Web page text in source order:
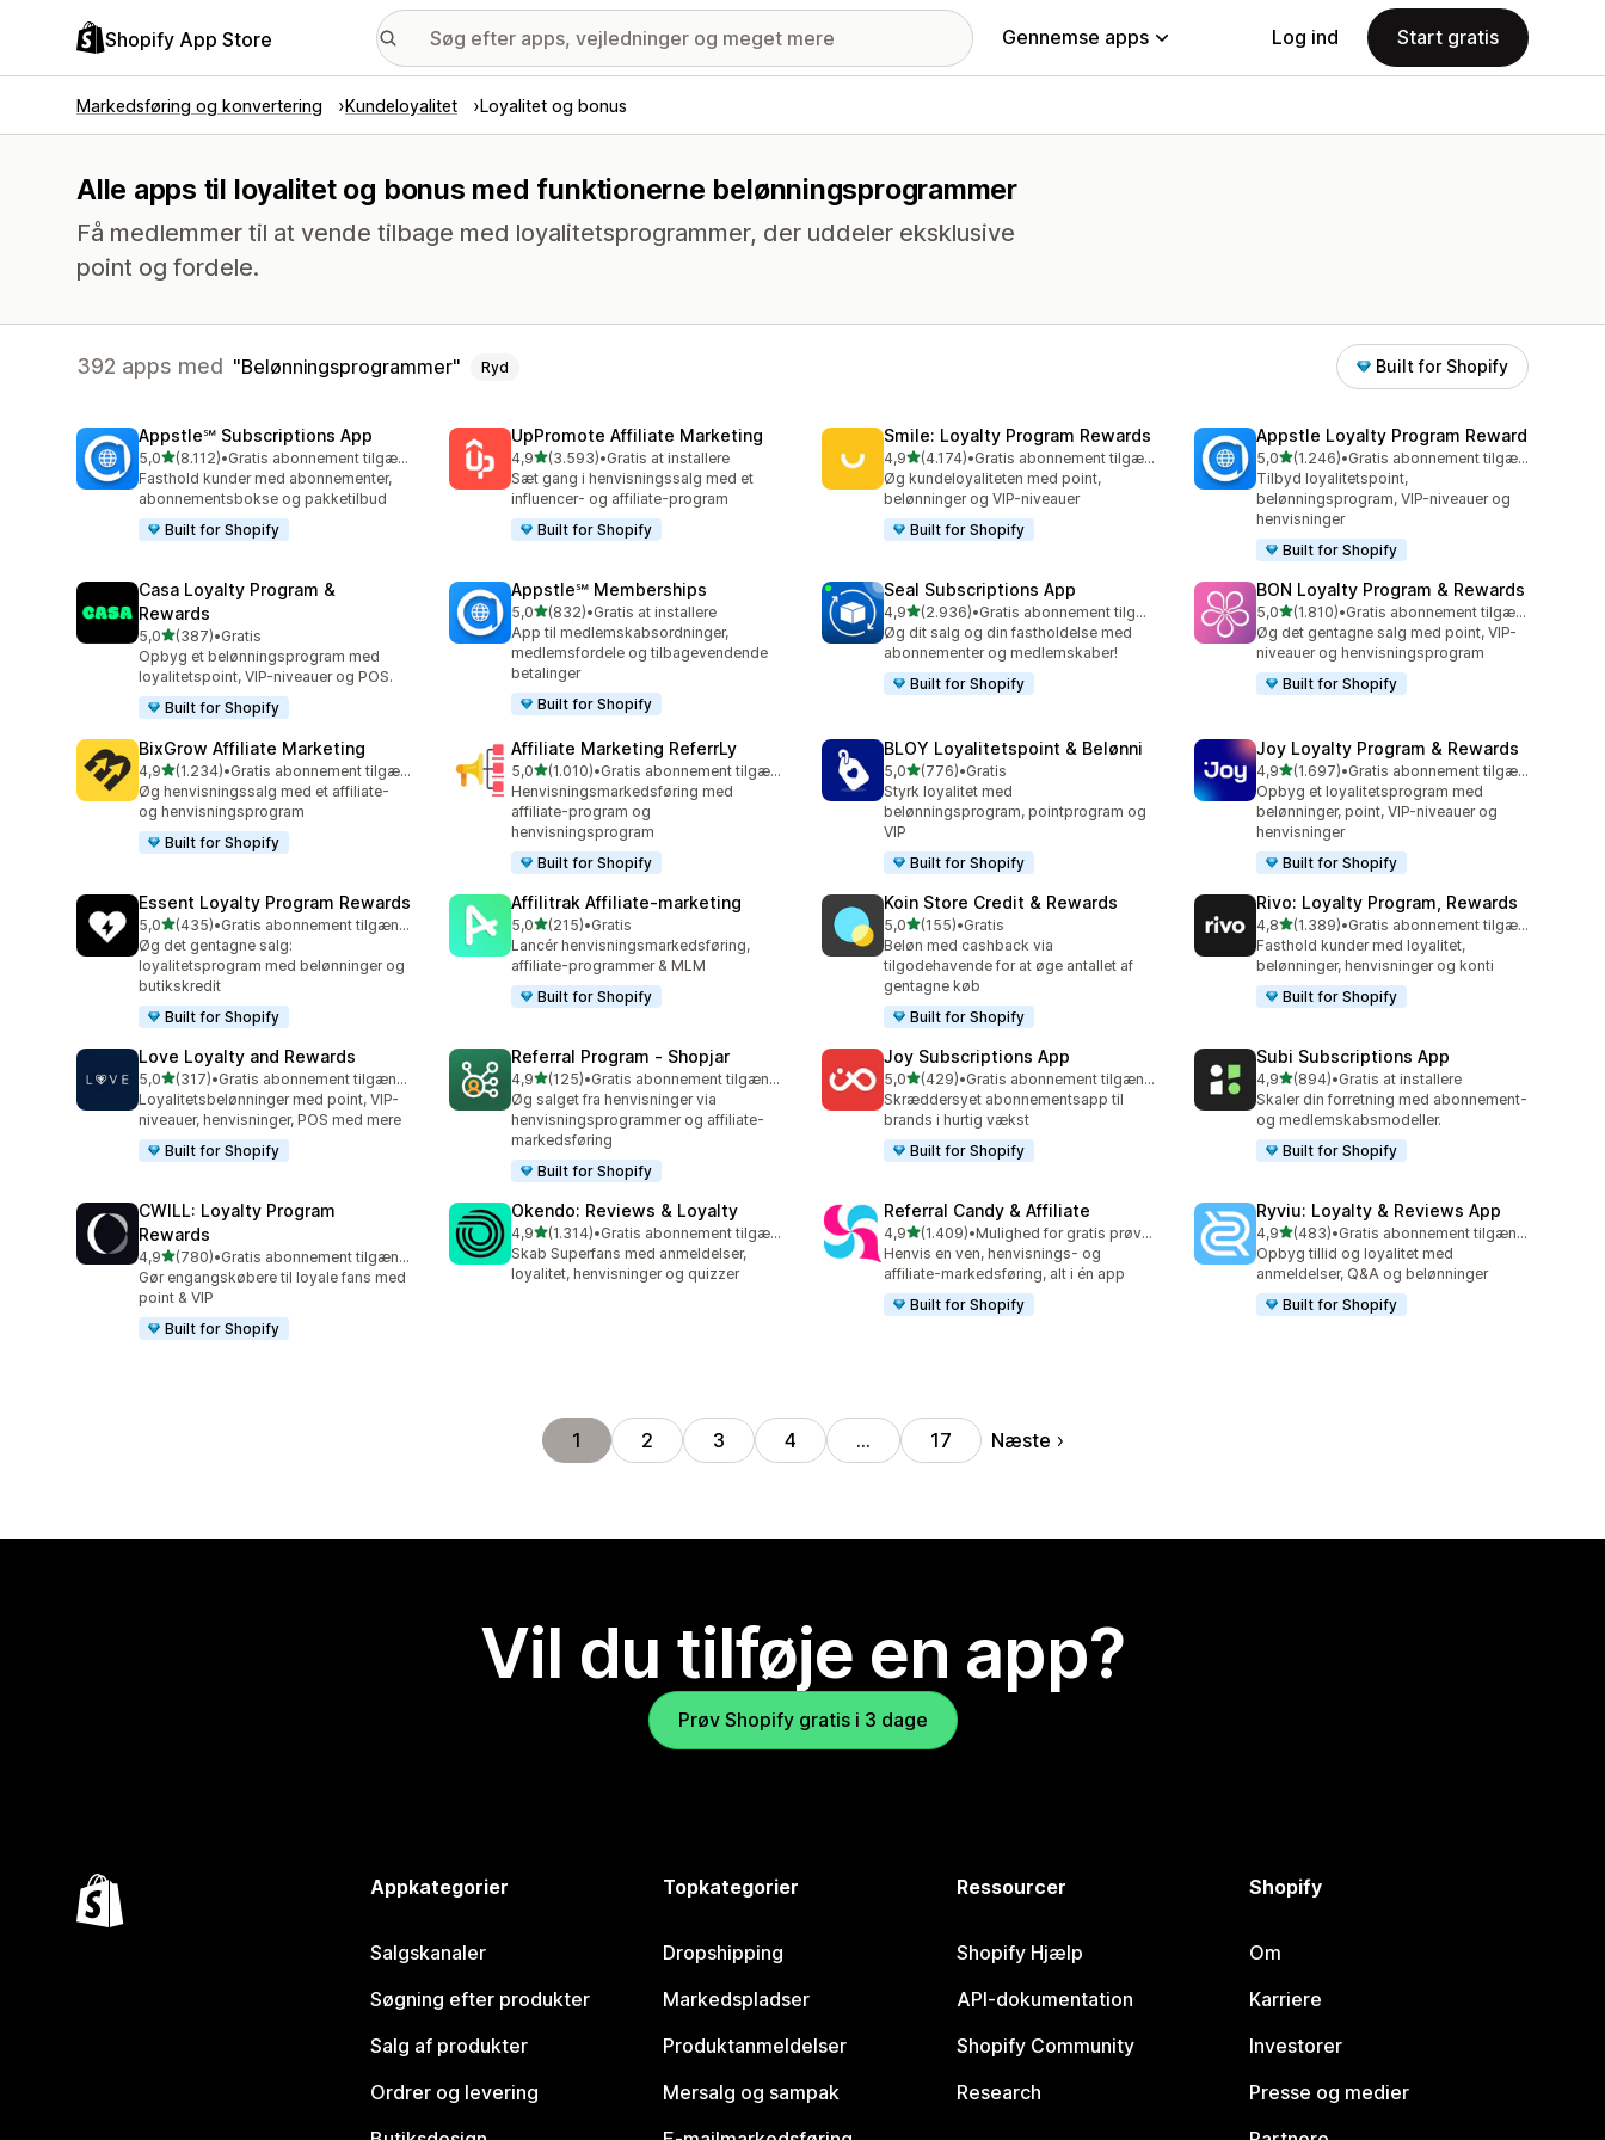
Shopify App Store Gennemse apps Log ind Start gratis
Markedsføring og konvertering Kundeloyalitet Loyalitet og bonus
Alle apps til loyalitet og bonus med funktionerne belønningsprogrammer
Få medlemmer til at vende tilbage med loyalitetsprogrammer, der uddeler eksklusive
point og fordele.
392 apps med Belønningsprogrammer Ryd Built for Shopify
Appstle℠ Subscriptions App
5,0ud af 5 stjerner
(8.112)
8112 anmeldelser i alt
•
Gratis abonnement tilgængeligt
Fasthold kunder med abonnementer,
abonnementsbokse og pakketilbud
Built for Shopify
UpPromote Affiliate Marketing
4,9ud af 5 stjerner
(3.593)
3593 anmeldelser i alt
•Gratis at installere
Sæt gang i henvisningssalg med et
influencer- og affiliate-program
Built for Shopify
Smile: Loyalty Program Rewards
4,9ud af 5 stjerner
(4.174)
4174 anmeldelser i alt
•
Gratis abonnement tilgængeligt
Øg kundeloyaliteten med point,
belønninger og VIP-niveauer
Built for Shopify
Appstle Loyalty Program Reward
5,0ud af 5 stjerner
(1.246)
1246 anmeldelser i alt
•
Gratis abonnement tilgængeligt
Tilbyd loyalitetspoint,
belønningsprogram, VIP-niveauer og
henvisninger
Built for Shopify
Casa Loyalty Program &
Rewards
5,0ud af 5 stjerner
(387)
387 anmeldelser i alt
•Gratis
Opbyg et belønningsprogram med
loyalitetspoint, VIP-niveauer og POS.
Built for Shopify
Appstle℠ Memberships
5,0ud af 5 stjerner
(832)
832 anmeldelser i alt
•Gratis at installere
App til medlemskabsordninger,
medlemsfordele og tilbagevendende
betalinger
Built for Shopify
Seal Subscriptions App
4,9ud af 5 stjerner
(2.936)
2936 anmeldelser i alt
•
Gratis abonnement tilgængeligt
Øg dit salg og din fastholdelse med
abonnementer og medlemskaber!
Built for Shopify
BON Loyalty Program & Rewards
5,0ud af 5 stjerner
(1.810)
1810 anmeldelser i alt
•
Gratis abonnement tilgængeligt
Øg det gentagne salg med point, VIP-
niveauer og henvisningsprogram
Built for Shopify
BixGrow Affiliate Marketing
4,9ud af 5 stjerner
(1.234)
1234 anmeldelser i alt
•
Gratis abonnement tilgængeligt
Øg henvisningssalg med et affiliate-
og henvisningsprogram
Built for Shopify
Affiliate Marketing ReferrLy
5,0ud af 5 stjerner
(1.010)
1010 anmeldelser i alt
•
Gratis abonnement tilgængeligt
Henvisningsmarkedsføring med
affiliate-program og
henvisningsprogram
Built for Shopify
BLOY Loyalitetspoint & Belønni
5,0ud af 5 stjerner
(776)
776 anmeldelser i alt
•Gratis
Styrk loyalitet med
belønningsprogram, pointprogram og
VIP
Built for Shopify
Joy Loyalty Program & Rewards
4,9ud af 5 stjerner
(1.697)
1697 anmeldelser i alt
•
Gratis abonnement tilgængeligt
Opbyg et loyalitetsprogram med
belønninger, point, VIP-niveauer og
henvisninger
Built for Shopify
Essent Loyalty Program Rewards
5,0ud af 5 stjerner
(435)
435 anmeldelser i alt
•
Gratis abonnement tilgængeligt
Øg det gentagne salg:
loyalitetsprogram med belønninger og
butikskredit
Built for Shopify
Affilitrak Affiliate‑marketing
5,0ud af 5 stjerner
(215)
215 anmeldelser i alt
•Gratis
Lancér henvisningsmarkedsføring,
affiliate-programmer & MLM
Built for Shopify
Koin Store Credit & Rewards
5,0ud af 5 stjerner
(155)
155 anmeldelser i alt
•Gratis
Beløn med cashback via
tilgodehavende for at øge antallet af
gentagne køb
Built for Shopify
Rivo: Loyalty Program, Rewards
4,8ud af 5 stjerner
(1.389)
1389 anmeldelser i alt
•
Gratis abonnement tilgængeligt
Fasthold kunder med loyalitet,
belønninger, henvisninger og konti
Built for Shopify
Love Loyalty and Rewards
5,0ud af 5 stjerner
(317)
317 anmeldelser i alt
•
Gratis abonnement tilgængeligt
Loyalitetsbelønninger med point, VIP-
niveauer, henvisninger, POS med mere
Built for Shopify
Referral Program ‑ Shopjar
4,9ud af 5 stjerner
(125)
125 anmeldelser i alt
•
Gratis abonnement tilgængeligt
Øg salget fra henvisninger via
henvisningsprogrammer og affiliate-
markedsføring
Built for Shopify
Joy Subscriptions App
5,0ud af 5 stjerner
(429)
429 anmeldelser i alt
•
Gratis abonnement tilgængeligt
Skræddersyet abonnementsapp til
brands i hurtig vækst
Built for Shopify
Subi Subscriptions App
4,9ud af 5 stjerner
(894)
894 anmeldelser i alt
•Gratis at installere
Skaler din forretning med abonnement-
og medlemskabsmodeller.
Built for Shopify
CWILL: Loyalty Program
Rewards
4,9ud af 5 stjerner
(780)
780 anmeldelser i alt
•
Gratis abonnement tilgængeligt
Gør engangskøbere til loyale fans med
point & VIP
Built for Shopify
Okendo: Reviews & Loyalty
4,9ud af 5 stjerner
(1.314)
1314 anmeldelser i alt
•
Gratis abonnement tilgængeligt
Skab Superfans med anmeldelser,
loyalitet, henvisninger og quizzer
Referral Candy & Affiliate
4,9ud af 5 stjerner
(1.409)
1409 anmeldelser i alt
•
Mulighed for gratis prøveperiode
Henvis en ven, henvisnings- og
affiliate-markedsføring, alt i én app
Built for Shopify
Ryviu: Loyalty & Reviews App
4,9ud af 5 stjerner
(483)
483 anmeldelser i alt
•
Gratis abonnement tilgængeligt
Opbyg tillid og loyalitet med
anmeldelser, Q&A og belønninger
Built for Shopify
1 2 3 4 … 17 Næste
Vil du tilføje en app?
Prøv Shopify gratis i 3 dage
Appkategorier
Salgskanaler
Søgning efter produkter
Salg af produkter
Ordrer og levering
Topkategorier
Dropshipping
Markedspladser
Produktanmeldelser
Mersalg og sampak
Ressourcer
Shopify Hjælp
API-dokumentation
Shopify Community
Research
Shopify
Om
Karriere
Investorer
Presse og medier